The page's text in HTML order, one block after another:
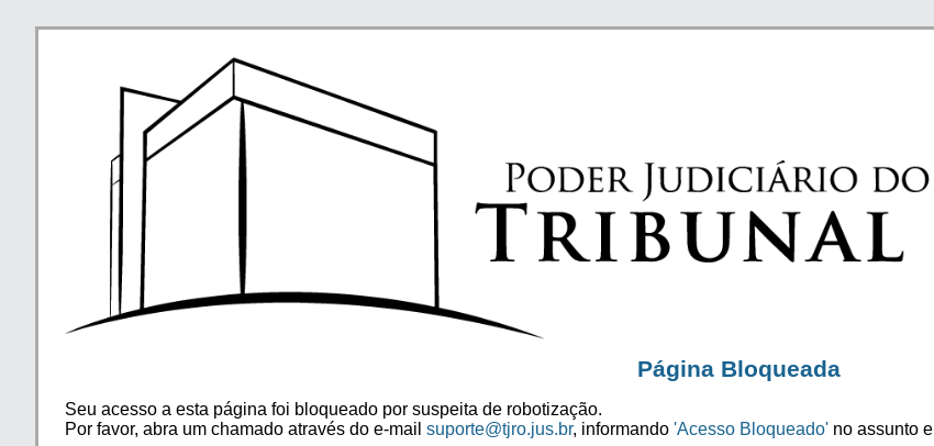
Página Bloqueada
Seu acesso a esta página foi bloqueado por suspeita de robotização.
Por favor, abra um chamado através do e-mail suporte@tjro.jus.br, informando 'Acesso Bloqueado' no assunto